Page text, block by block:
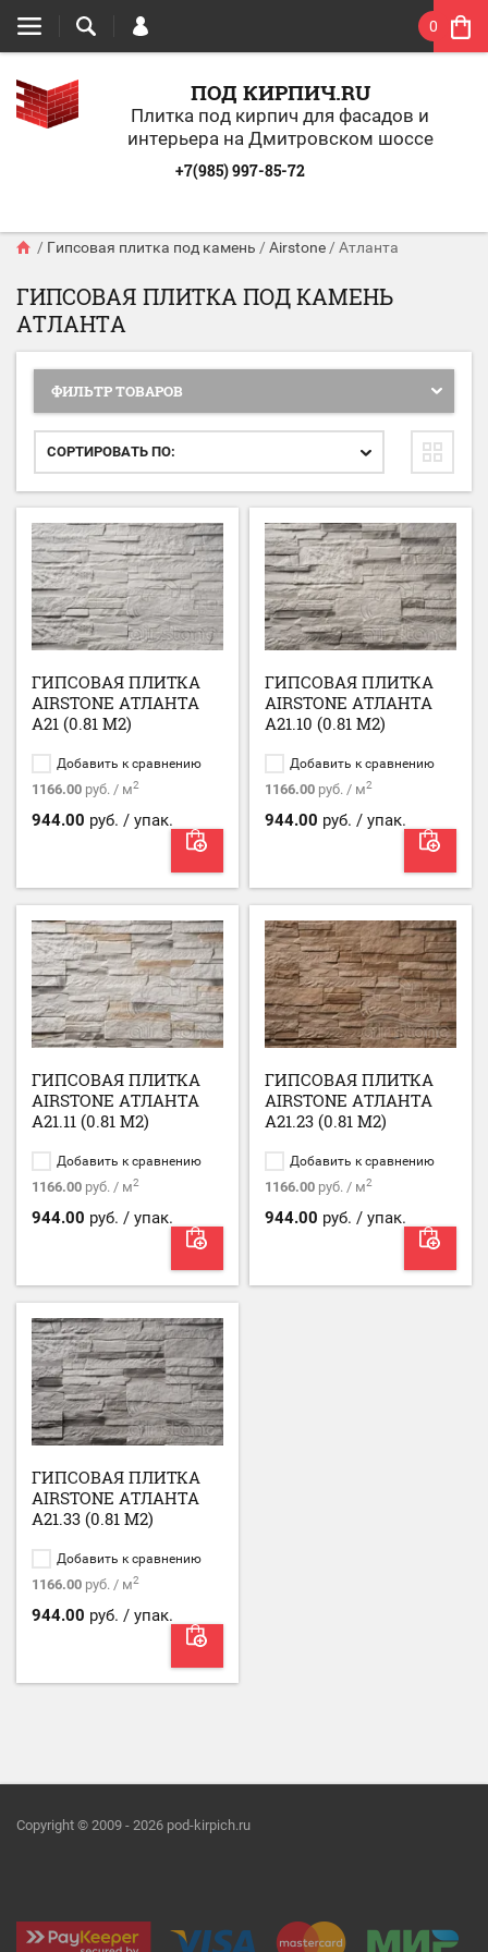
0
ПОД КИРПИЧ.RU
Плитка под кирпич для фасадов и
интерьера на Дмитровском шоссе
+7(985) 997-85-72
/ Гипсовая плитка под камень / Airstone / Атланта
ГИПСОВАЯ ПЛИТКА ПОД КАМЕНЬ
АТЛАНТА
ФИЛЬТР ТОВАРОВ
СОРТИРОВАТЬ ПО:
ГИПСОВАЯ ПЛИТКА
AIRSTONE АТЛАНТА
А21 (0.81 М2)
Добавить к сравнению
1166.00 руб. / м2
944.00 руб. / упак.
ГИПСОВАЯ ПЛИТКА
AIRSTONE АТЛАНТА
А21.10 (0.81 М2)
Добавить к сравнению
1166.00 руб. / м2
944.00 руб. / упак.
ГИПСОВАЯ ПЛИТКА
AIRSTONE АТЛАНТА
А21.11 (0.81 М2)
Добавить к сравнению
1166.00 руб. / м2
944.00 руб. / упак.
ГИПСОВАЯ ПЛИТКА
AIRSTONE АТЛАНТА
А21.23 (0.81 М2)
Добавить к сравнению
1166.00 руб. / м2
944.00 руб. / упак.
ГИПСОВАЯ ПЛИТКА
AIRSTONE АТЛАНТА
А21.33 (0.81 М2)
Добавить к сравнению
1166.00 руб. / м2
944.00 руб. / упак.
Copyright © 2009 - 2026 pod-kirpich.ru